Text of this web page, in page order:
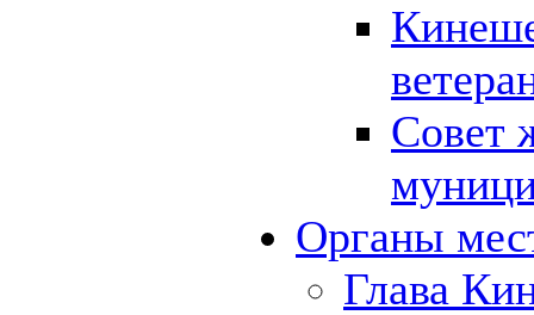
Совет
Органы
Глава